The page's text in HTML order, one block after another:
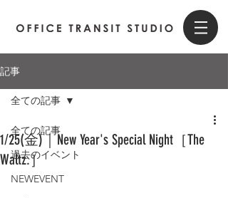
記事
全ての記事
過去のイベント
NEWEVENT
全ての記事
1/25(金)｜New Year's Special Night［The
Waltz.］